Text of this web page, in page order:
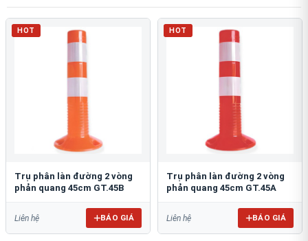
HOT
Trụ phân làn đường 2 vòng
phản quang 45cm GT.45B
Liên hệ BÁO GIÁ
HOT
Trụ phân làn đường 2 vòng
phản quang 45cm GT.45A
Liên hệ BÁO GIÁ